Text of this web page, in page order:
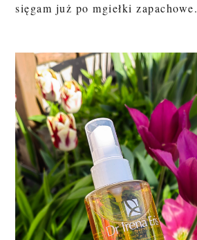
sięgam już po mgiełki zapachowe.